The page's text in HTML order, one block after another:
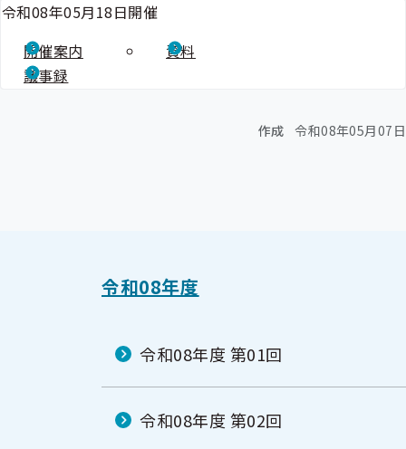
令和08年05月18日開催
開催案内
資料
議事録
作成 令和08年05月07日
令和08年度
令和08年度 第01回
令和08年度 第02回